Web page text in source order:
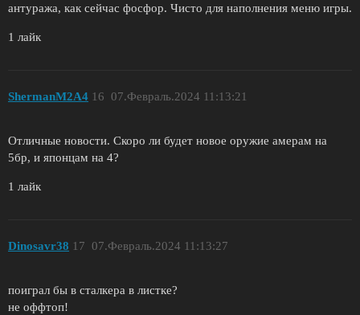
антуража, как сейчас фосфор. Чисто для наполнения меню игры.
1 лайк
ShermanM2A4 07.Февраль.2024 11:13:21
16
Отличные новости. Скоро ли будет новое оружие амерам на
5бр, и японцам на 4?
1 лайк
Dinosavr38 07.Февраль.2024 11:13:27
17
поиграл бы в сталкера в листке?
не оффтоп!